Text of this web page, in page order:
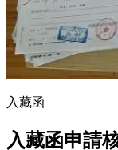
入藏函
入藏函申請